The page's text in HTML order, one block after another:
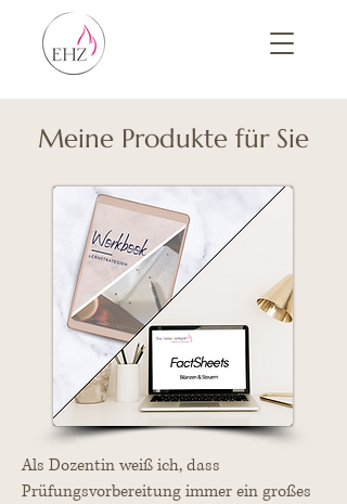
Meine Produkte für Sie
Als Dozentin weiß ich, dass
Prüfungsvorbereitung immer ein großes